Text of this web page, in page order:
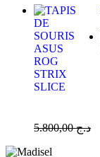
د.ج5.800,00